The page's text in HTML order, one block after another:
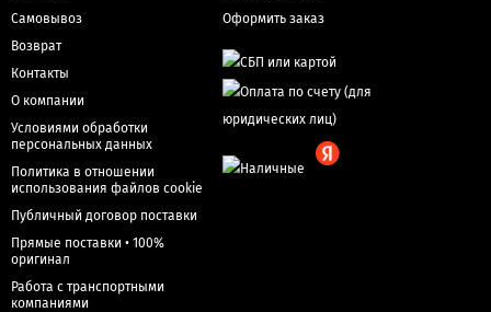
Самовывоз
Возврат
Контакты
О компании
Условиями обработки
персональных данных
Политика в отношении
использования файлов cookie
Публичный договор поставки
Прямые поставки • 100%
оригинал
Работа с транспортными
компаниями
Оформить заказ